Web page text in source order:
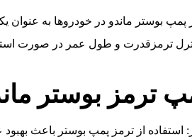
پمپ بوستر ماندو در خودروها به
ترمزقدرت و طول عمر در صورت
ترمز بوستر
استفاده از ترمز پمپ بوستر باعث